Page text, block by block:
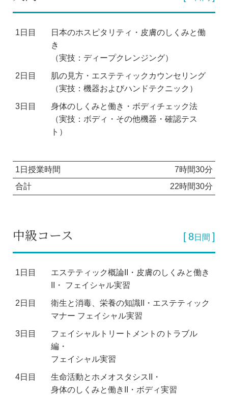
1日目
日本のホスピタリティ・皮膚のしくみと働
き
（実技：ディープクレンジング）
2日目
肌の見方・エステティックカウンセリング
（実技：機器およびハンドテクニック）
3日目
身体のしくみと働き・ボディチェック法
（実技：ボディ・その他機器・確認テス
ト）
1日授業時間
7時間30分
合計
22時間30分
中級コース 8日間
1日目
エステティック概論II・皮膚のしくみと働き
II・ フェイシャル実習
2日目
衛生と消毒、栄養の知識II・エステティック
マナー フェイシャル実習
3日目
フェイシャルトリートメントのトラブル
編・
フェイシャル実習
4日目
生命活動とホメオスタシスII・
身体のしくみと働きII・ボディ実習